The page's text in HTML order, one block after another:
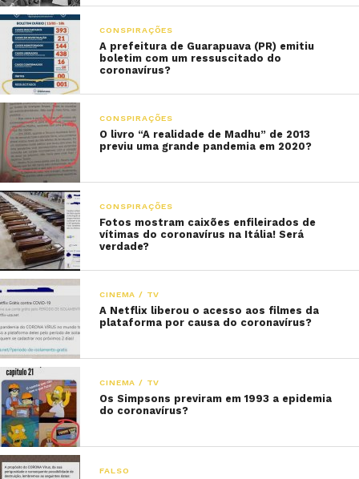
CONSPIRAÇÕES
A prefeitura de Guarapuava (PR) emitiu
boletim com um ressuscitado do
coronavírus?
CONSPIRAÇÕES
O livro “A realidade de Madhu” de 2013
previu uma grande pandemia em 2020?
CONSPIRAÇÕES
Fotos mostram caixões enfileirados de
vítimas do coronavírus na Itália! Será
verdade?
CINEMA / TV
A Netflix liberou o acesso aos filmes da
plataforma por causa do coronavírus?
CINEMA / TV
Os Simpsons previram em 1993 a epidemia
do coronavírus?
FALSO